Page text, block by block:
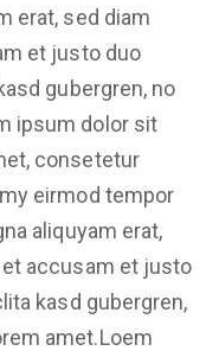
erat, sed diam
et justo duo
gubergren, no
ipsum dolor sit
consetetur
eirmod tempor
aliquyam erat,
accusam et justo
kasd gubergren,
amet.Loem